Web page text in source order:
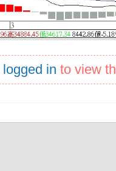
logged in to view